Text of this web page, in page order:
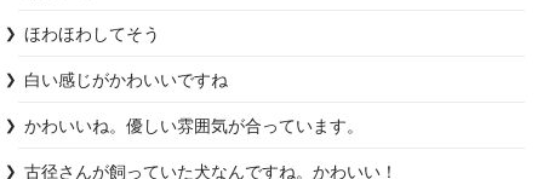
ほわほわしてそう
白い感じがかわいいですね
かわいいね。優しい雰囲気が合っています。
古径さんが飼っていた犬なんですね。かわいい！